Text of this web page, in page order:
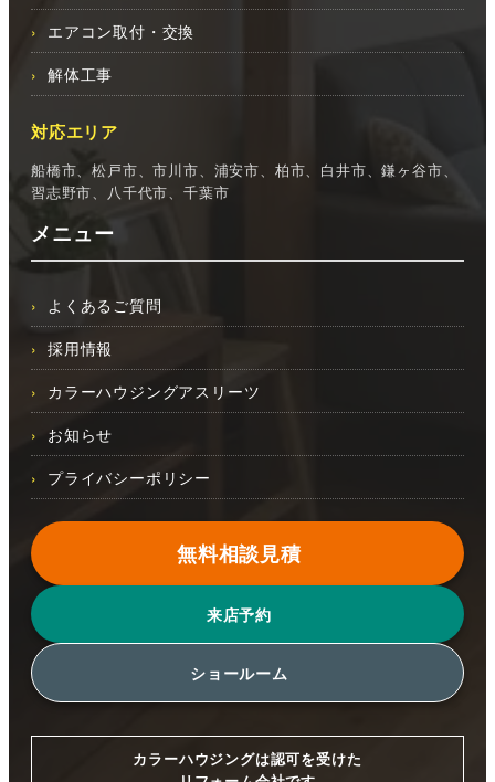
エアコン取付・交換
解体工事
対応エリア
船橋市、松戸市、市川市、浦安市、柏市、白井市、鎌ヶ谷市、
習志野市、八千代市、千葉市
メニュー
よくあるご質問
採用情報
カラーハウジングアスリーツ
お知らせ
プライバシーポリシー
無料相談見積
来店予約
ショールーム
カラーハウジングは認可を受けた